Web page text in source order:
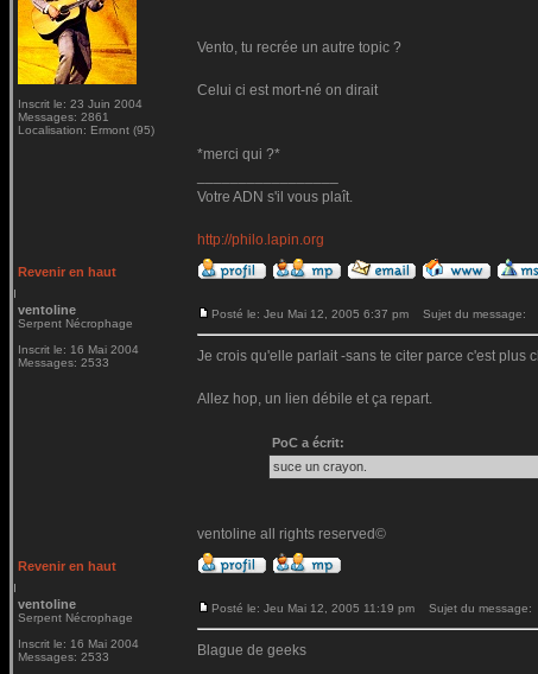
Inscrit le: 23 Juin 2004
Messages: 2861
Localisation: Ermont (95)
Vento, tu recrée un autre topic ?
Celui ci est mort-né on dirait
*merci qui ?*
Votre ADN s'il vous plaît.
http://philo.lapin.org
Revenir en haut
ventoline
Serpent Nécrophage
Inscrit le: 16 Mai 2004
Messages: 2533
Posté le: Jeu Mai 12, 2005 6:37 pm Sujet du message:
Je crois qu'elle parlait -sans te citer parce c'est
Allez hop, un lien débile et ça repart.
PoC a écrit:
suce un crayon.
ventoline all rights reserved©
Revenir en haut
ventoline
Serpent Nécrophage
Inscrit le: 16 Mai 2004
Messages: 2533
Posté le: Jeu Mai 12, 2005 11:19 pm Sujet du message:
Blague de geeks